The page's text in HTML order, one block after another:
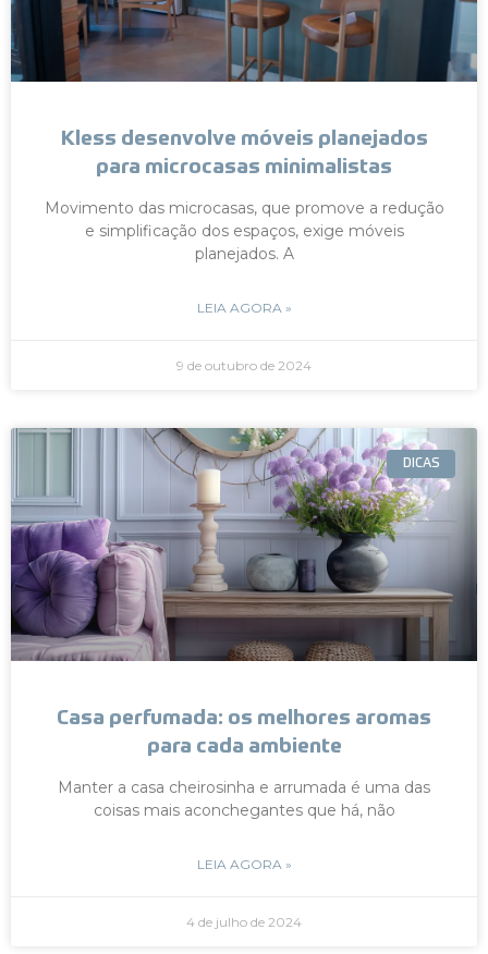
Kless desenvolve móveis planejados
para microcasas minimalistas
Movimento das microcasas, que promove a redução
e simplificação dos espaços, exige móveis
planejados. A
LEIA AGORA »
9 de outubro de 2024
DICAS
Casa perfumada: os melhores aromas
para cada ambiente
Manter a casa cheirosinha e arrumada é uma das
coisas mais aconchegantes que há, não
LEIA AGORA »
4 de julho de 2024